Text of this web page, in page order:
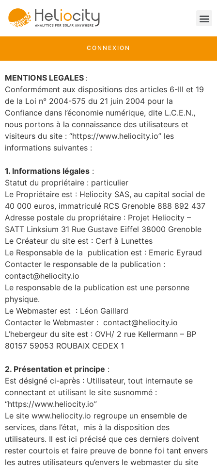
CONNEXION
MENTIONS LEGALES :
Conformément aux dispositions des articles 6-III et 19
de la Loi n° 2004-575 du 21 juin 2004 pour la
Confiance dans l’économie numérique, dite L.C.E.N.,
nous portons à la connaissance des utilisateurs et
visiteurs du site : “https://www.heliocity.io” les
informations suivantes :
1. Informations légales :
Statut du propriétaire : particulier
Le Propriétaire est : Heliocity SAS, au capital social de
40 000 euros, immatriculé RCS Grenoble 888 892 437
Adresse postale du propriétaire : Projet Heliocity –
SATT Linksium 31 Rue Gustave Eiffel 38000 Grenoble
Le Créateur du site est : Cerf à Lunettes
Le Responsable de la publication est : Emeric Eyraud
Contacter le responsable de la publication :
contact@heliocity.io
Le responsable de la publication est une personne
physique.
Le Webmaster est : Léon Gaillard
Contacter le Webmaster : contact@heliocity.io
L’hebergeur du site est : OVH/ 2 rue Kellermann – BP
80157 59053 ROUBAIX CEDEX 1
2. Présentation et principe :
Est désigné ci-après : Utilisateur, tout internaute se
connectant et utilisant le site susnommé :
“https://www.heliocity.io”
Le site www.heliocity.io regroupe un ensemble de
services, dans l’état, mis à la disposition des
utilisateurs. Il est ici précisé que ces derniers doivent
rester courtois et faire preuve de bonne foi tant envers
les autres utilisateurs qu’envers le webmaster du site